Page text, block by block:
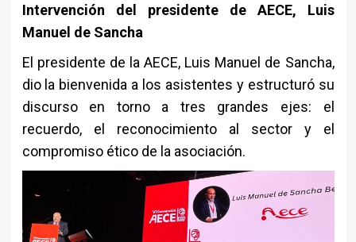
Intervención del presidente de AECE, Luis
Manuel de Sancha
El presidente de la AECE, Luis Manuel de Sancha,
dio la bienvenida a los asistentes y estructuró su
discurso en torno a tres grandes ejes: el
recuerdo, el reconocimiento al sector y el
compromiso ético de la asociación.